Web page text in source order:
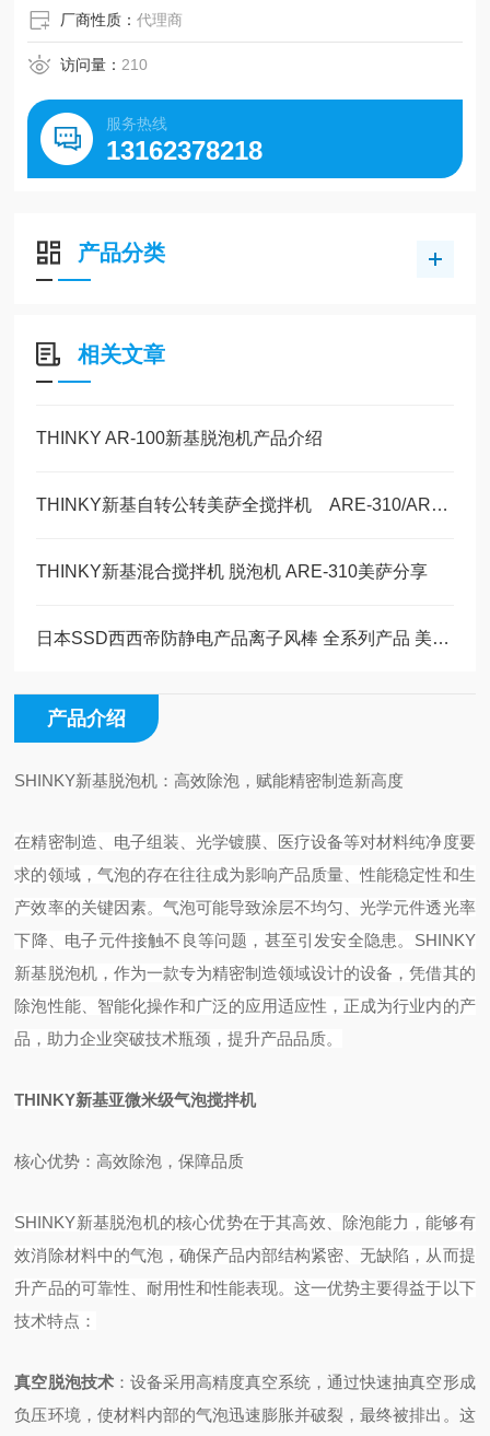
厂商性质：代理商
访问量： 210
服务热线
13162378218
产品分类
相关文章
THINKY AR-100新基脱泡机产品介绍
THINKY新基自转公转美萨全搅拌机 ARE-310/AR-100锂电行业新能源汽车领域
THINKY新基混合搅拌机 脱泡机 ARE-310美萨分享
日本SSD西西帝防静电产品离子风棒 全系列产品 美萨现货
产品介绍
SHINKY新基脱泡机：高效除泡，赋能精密制造新高度
在精密制造、电子组装、光学镀膜、医疗设备等对材料纯净度要
求的领域，气泡的存在往往成为影响产品质量、性能稳定性和生
产效率的关键因素。气泡可能导致涂层不均匀、光学元件透光率
下降、电子元件接触不良等问题，甚至引发安全隐患。SHINKY
新基脱泡机，作为一款专为精密制造领域设计的设备，凭借其的
除泡性能、智能化操作和广泛的应用适应性，正成为行业内的产
品，助力企业突破技术瓶颈，提升产品品质。
THINKY新基亚微米级气泡搅拌机
核心优势：高效除泡，保障品质
SHINKY新基脱泡机的核心优势在于其高效、除泡能力，能够有
效消除材料中的气泡，确保产品内部结构紧密、无缺陷，从而提
升产品的可靠性、耐用性和性能表现。这一优势主要得益于以下
技术特点：
真空脱泡技术‌：设备采用高精度真空系统，通过快速抽真空形成
负压环境，使材料内部的气泡迅速膨胀并破裂，最终被排出。这